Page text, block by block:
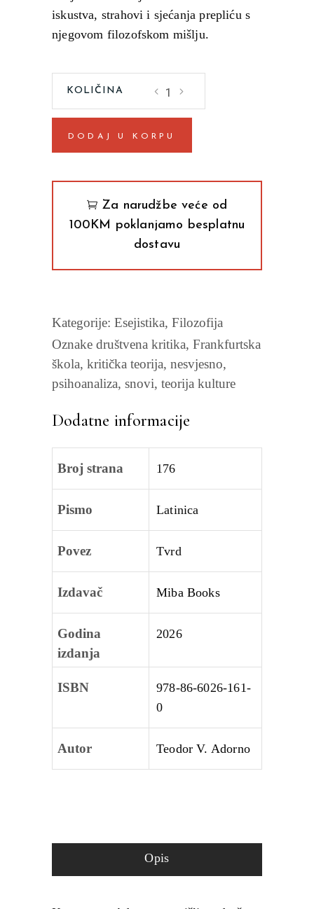
iskustva, strahovi i sjećanja prepliću s
njegovom filozofskom mišlju.
quantity
DODAJ U KORPU
Za narudžbe veće od
100KM poklanjamo besplatnu
dostavu
Kategorije: Esejistika, Filozofija
Oznake društvena kritika, Frankfurtska
škola, kritička teorija, nesvjesno,
psihoanaliza, snovi, teorija kulture
Dodatne informacije
Broj strana 176
Pismo Latinica
Povez Tvrd
Izdavač Miba Books
Godina
izdanja
2026
ISBN
978-86-6026-161-
0
Autor Teodor V. Adorno
Opis